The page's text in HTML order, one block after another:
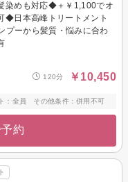
めも対応◆＋￥1,100でオ
◆日本高峰トリートメント
プーから髪質・悩みに合わ
120分 ￥10,450
：全員 その他条件：併用不可
約